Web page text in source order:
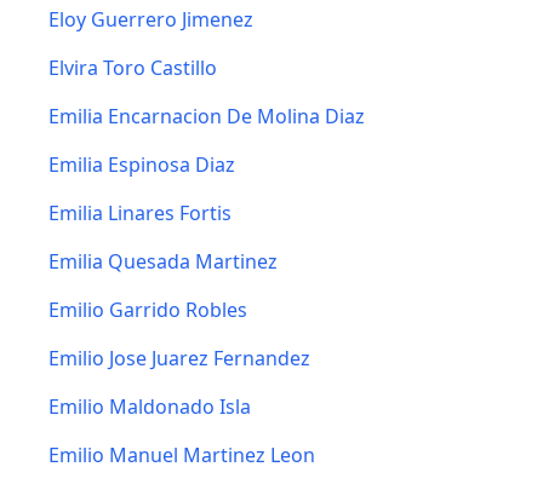
Eloy Guerrero Jimenez
Elvira Toro Castillo
Emilia Encarnacion De Molina Diaz
Emilia Espinosa Diaz
Emilia Linares Fortis
Emilia Quesada Martinez
Emilio Garrido Robles
Emilio Jose Juarez Fernandez
Emilio Maldonado Isla
Emilio Manuel Martinez Leon